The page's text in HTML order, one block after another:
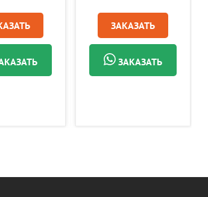
ЗАКАЗАТЬ
ЗАКАЗАТЬ